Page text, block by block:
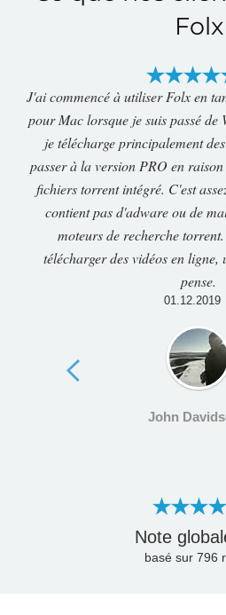
Folx
J'ai commencé à utiliser Folx en
pour Mac lorsque je suis passé de
je télécharge principalement
passer à la version PRO en
fichiers torrent intégré. C'est
contient pas d'adware ou de
moteurs de recherche
télécharger des vidéos en ligne,
pense.
01.12.2019
John
Note
basé sur 796